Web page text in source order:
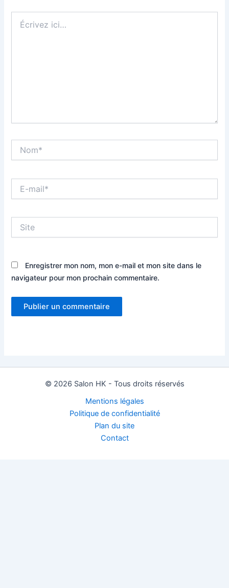
ici…
mail*
Enregistrer mon nom, mon e-mail et mon site dans le
navigateur pour mon prochain commentaire.
© 2026 Salon HK - Tous droits réservés
Mentions légales
Politique de confidentialité
Plan du site
Contact